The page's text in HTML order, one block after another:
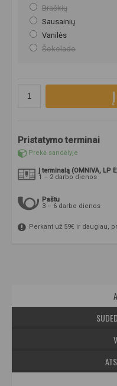
Braškių
Sausainių
Vanilės
Šokolado
Pristatymo terminai
Prekė sandėlyje
Į terminalą (OMNIVA, LP
1 – 2 darbo dienos
Paštu
3 – 6 darbo dienos
Perkant už 59€ ir daugiau,